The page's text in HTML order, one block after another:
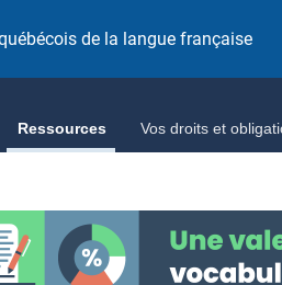
de la langue française
Ressources Vos droits et